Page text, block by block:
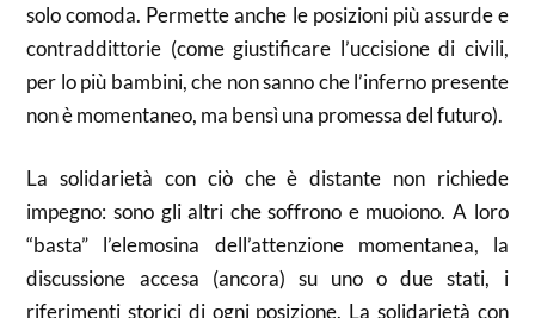
solo comoda. Permette anche le posizioni più assurde e
contraddittorie (come giustificare l’uccisione di civili,
per lo più bambini, che non sanno che l’inferno presente
non è momentaneo, ma bensì una promessa del futuro).
La solidarietà con ciò che è distante non richiede
impegno: sono gli altri che soffrono e muoiono. A loro
“basta” l’elemosina dell’attenzione momentanea, la
discussione accesa (ancora) su uno o due stati, i
riferimenti storici di ogni posizione. La solidarietà con